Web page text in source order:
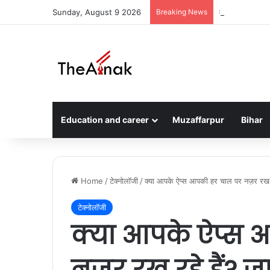
Sunday, August 9 2026 Breaking News मुजफ्फरपुर में
Education and career Muzaffarpur Bihar
Home /टेक्नोलॉजी /क्या आपके ऐप्स आपकी हर चाल पर नज़र
टेक्नोलॉजी
क्या आपके ऐप्स